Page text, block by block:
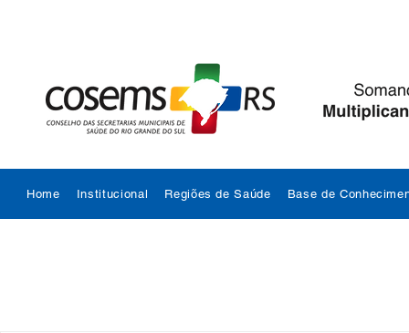
Home Institucional Regiões de Saúde Base de